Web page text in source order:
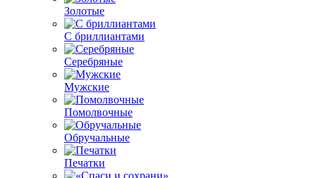
Золотые
С бриллиантами
Серебряные
Мужские
Помолвочные
Обручальные
Печатки